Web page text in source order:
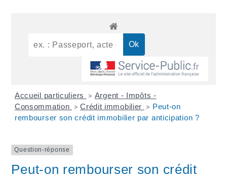
Accueil particuliers > Argent - Impôts -
Consommation
> Crédit immobilier > Peut-on
rembourser son crédit immobilier par anticipation ?
Question-réponse
Peut-on rembourser son crédit